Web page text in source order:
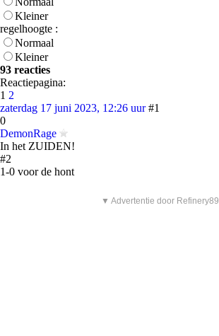
Kleiner
regelhoogte :
Normaal
Kleiner
93 reacties
Reactiepagina:
1 2
zaterdag 17 juni 2023, 12:26 uur #1
0
DemonRage
In het ZUIDEN!
#2
1-0 voor de hont
▼ Advertentie door Refinery89